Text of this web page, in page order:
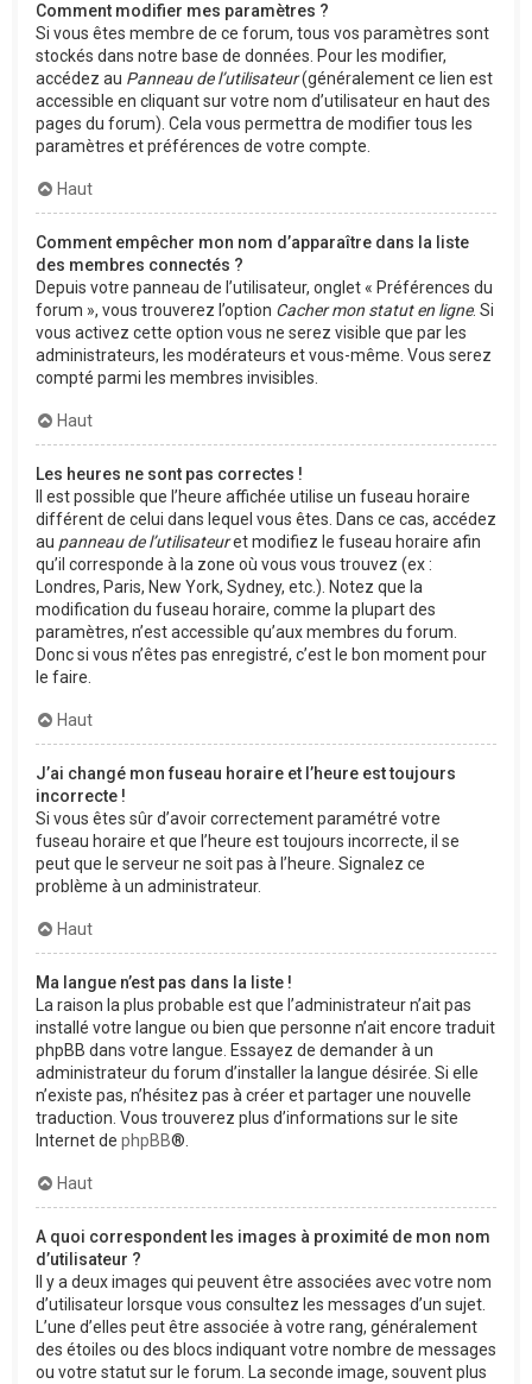
Comment modifier mes paramètres ?
Si vous êtes membre de ce forum, tous vos paramètres sont
stockés dans notre base de données. Pour les modifier,
accédez au Panneau de l’utilisateur(généralement ce lien est
accessible en cliquant sur votre nom d’utilisateur en haut des
pages du forum). Cela vous permettra de modifier tous les
paramètres et préférences de votre compte.
Haut
Comment empêcher mon nom d’apparaître dans la liste
des membres connectés ?
Depuis votre panneau de l’utilisateur, onglet « Préférences du
forum », vous trouverez l’option Cacher mon statut en ligne. Si
vous activez cette option vous ne serez visible que par les
administrateurs, les modérateurs et vous-même. Vous serez
compté parmi les membres invisibles.
Haut
Les heures ne sont pas correctes !
Il est possible que l’heure affichée utilise un fuseau horaire
différent de celui dans lequel vous êtes. Dans ce cas, accédez
au panneau de l’utilisateuret modifiez le fuseau horaire afin
qu’il corresponde à la zone où vous vous trouvez (ex :
Londres, Paris, New York, Sydney, etc.). Notez que la
modification du fuseau horaire, comme la plupart des
paramètres, n’est accessible qu’aux membres du forum.
Donc si vous n’êtes pas enregistré, c’est le bon moment pour
le faire.
Haut
J’ai changé mon fuseau horaire et l’heure est toujours
incorrecte !
Si vous êtes sûr d’avoir correctement paramétré votre
fuseau horaire et que l’heure est toujours incorrecte, il se
peut que le serveur ne soit pas à l’heure. Signalez ce
problème à un administrateur.
Haut
Ma langue n’est pas dans la liste !
La raison la plus probable est que l’administrateur n’ait pas
installé votre langue ou bien que personne n’ait encore traduit
phpBB dans votre langue. Essayez de demander à un
administrateur du forum d’installer la langue désirée. Si elle
n’existe pas, n’hésitez pas à créer et partager une nouvelle
traduction. Vous trouverez plus d’informations sur le site
Internet de phpBB®.
Haut
A quoi correspondent les images à proximité de mon nom
d’utilisateur ?
Il y a deux images qui peuvent être associées avec votre nom
d’utilisateur lorsque vous consultez les messages d’un sujet.
L’une d’elles peut être associée à votre rang, généralement
des étoiles ou des blocs indiquant votre nombre de messages
ou votre statut sur le forum. La seconde image, souvent plus